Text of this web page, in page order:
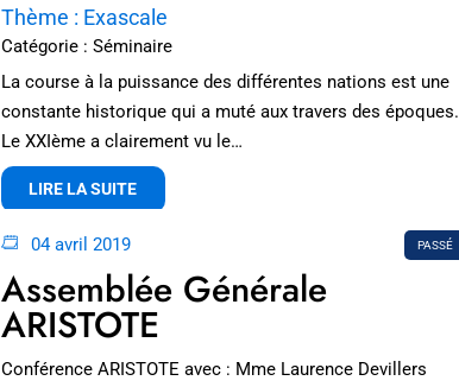
Thème : Exascale
Catégorie : Séminaire
La course à la puissance des différentes nations est une
constante historique qui a muté aux travers des époques.
Le XXIème a clairement vu le…
LIRE LA SUITE
04 avril 2019 PASSÉ
Assemblée Générale
ARISTOTE
Conférence ARISTOTE avec : Mme Laurence Devillers